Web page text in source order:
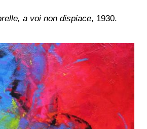
a voi non dispiace, 1930.